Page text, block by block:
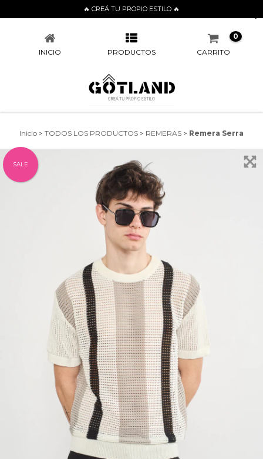
🔥 CREÁ TU PROPIO ESTILO 🔥
REMERA SERRA
INICIO PRODUCTOS CARRITO
0
Inicio > TODOS LOS PRODUCTOS > REMERAS > Remera Serra
SALE